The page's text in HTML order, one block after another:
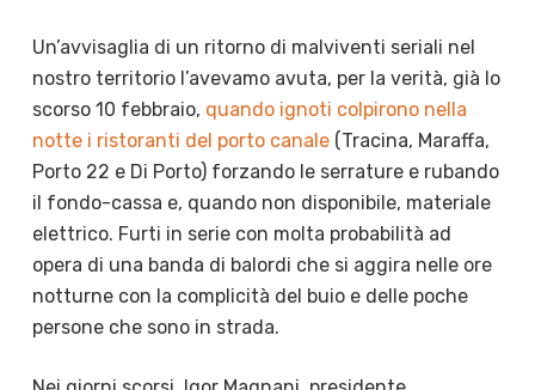
Un’avvisaglia di un ritorno di malviventi seriali nel
nostro territorio l’avevamo avuta, per la verità, già lo
scorso 10 febbraio, quando ignoti colpirono nella
notte i ristoranti del porto canale(Tracina, Maraffa,
Porto 22 e Di Porto) forzando le serrature e rubando
il fondo-cassa e, quando non disponibile, materiale
elettrico. Furti in serie con molta probabilità ad
opera di una banda di balordi che si aggira nelle ore
notturne con la complicità del buio e delle poche
persone che sono in strada.